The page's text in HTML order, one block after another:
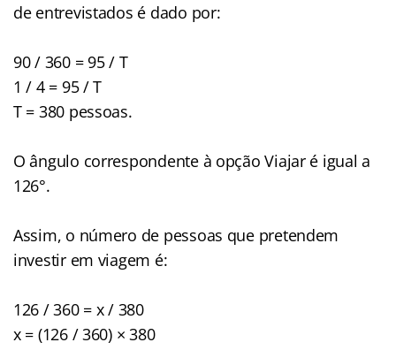
de entrevistados é dado por:
90 / 360 = 95 / T
1 / 4 = 95 / T
T = 380 pessoas.
O ângulo correspondente à opção Viajar é igual a
126°.
Assim, o número de pessoas que pretendem
investir em viagem é:
126 / 360 = x / 380
x = (126 / 360) × 380